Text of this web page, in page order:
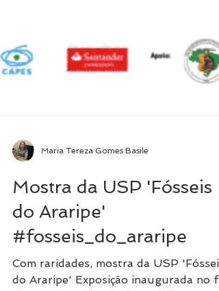
Mostra da USP 'Fósseis
do Araripe'
#fosseis_do_araripe
Com raridades, mostra da USP 'Fósseis